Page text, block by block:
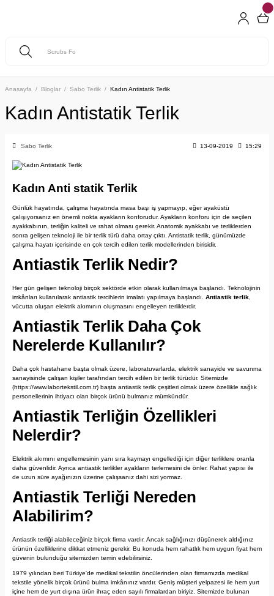
Anasayfa Bloglar Sabo Terlik Kadın Antistatik Terlik
Kadın Antistatik Terlik
Sabo Terlik 13-09-2019 15:29
Kadın Anti statik Terlik
Günlük hayatında, çalışma hayatında masa başı iş yapmayıp, eğer ayaküstü
çalışıyorsanız en önemli nokta ayakların konforudur. Ayakların konforu için de seçilen
ayakkabının, terliğin kaliteli ve rahat olması gerekir. Anatomik ayakkabı ve terliklerden
sonra gelişen teknoloji ile bir terlik türü daha ortay çıktı. Antistatik terlik, günümüzde
çalışma hayatı içerisinde en çok tercih edilen terlik modellerinden birisidir.
Antiastik Terlik Nedir?
Her gün gelişen teknoloji birçok sektörde etkin olarak kullanılmaya başlandı. Teknolojinin
imkânları kullanılarak antiastik tercihlerin imalatı yapılmaya başlandı. Antiastik terlik,
vücutta oluşan elektrik akımının oluşmasını engelleyen terliklerdir.
Antiastik Terlik Daha Çok
Nerelerde Kullanılır?
Daha çok hastahane başta olmak üzere, laboratuvarlarda, elektrik sanayide ve savunma
sanayisinde çalışan kişiler tarafından tercih edilen bir terlik türüdür. Sitemizde
(https://www.labortekstil.com.tr) başta antiastik terlik çeşitleri olmak üzere özellikle sağlık
personellerinin ihtiyacı olan birçok ürünü bulmanız mümkündür.
Antiastik Terliğin Özellikleri
Nelerdir?
Elektrik akımını engellemesinin yanı sıra kaymayı engellediği için diğer terliklere oranla
daha güvenlidir. Ayrıca antiastik terlikler ayakların terlemesini de önler. Rahat yapısı ile
de uzun süre ayağınızın üzerine çalışsanız dahi sizi yormaz.
Antiastik Terliği Nereden
Alabilirim?
Antiastik terliği alabileceğiniz birçok firma vardır. Ancak sağlığınızı düşünerek aldığınız
ürünün özelliklerine dikkat etmeniz gerekir. Bu konuda hem rahatlık hem uygun fiyat hem
güvenin bulunduğu sitemizden temin edebilirsiniz.
1979 yılından beri Türkiye'de medikal tekstilin öncülerinden olan firmamızda medikal
tekstile yönelik birçok ürünü bulma imkânınız vardır. Geniş müşteri yelpazesi ile hem yurt
içine hem de yurt dışına ürün ihraç eden sayılı firmalardan biriyiz. Sitemizde bulunan